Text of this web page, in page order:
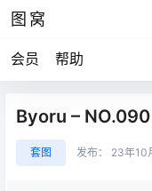
图窝
会员 帮助
Byoru –
套图 发布： 23年10